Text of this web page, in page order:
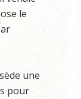
le
une
pour